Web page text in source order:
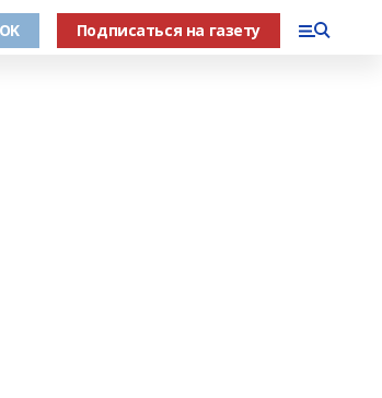
OK Подписаться на газету